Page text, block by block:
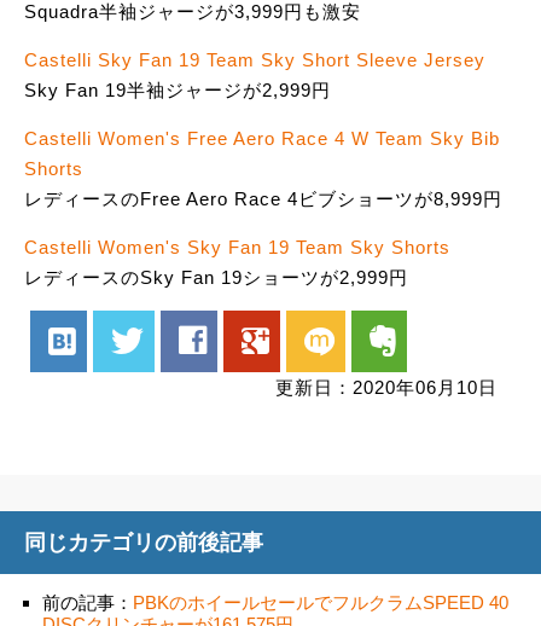
Squadra半袖ジャージが3,999円も激安
Castelli Sky Fan 19 Team Sky Short Sleeve Jersey
Sky Fan 19半袖ジャージが2,999円
Castelli Women's Free Aero Race 4 W Team Sky Bib
Shorts
レディースのFree Aero Race 4ビブショーツが8,999円
Castelli Women's Sky Fan 19 Team Sky Shorts
レディースのSky Fan 19ショーツが2,999円
hatenabookmark twitter facebook google mixi evernote
更新日：2020年06月10日
同じカテゴリの前後記事
前の記事： PBKのホイールセールでフルクラムSPEED 40